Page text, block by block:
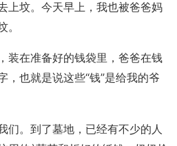
上坟。今天早上，我也被爸爸妈
装在准备好的钱袋里，爸爸在钱
，也就是说这些“钱”是给我的爷
们。到了墓地，已经有不少的人